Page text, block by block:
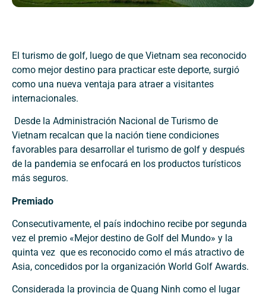
El turismo de golf, luego de que Vietnam sea reconocido
como mejor destino para practicar este deporte, surgió
como una nueva ventaja para atraer a visitantes
internacionales.
Desde la Administración Nacional de Turismo de
Vietnam recalcan que la nación tiene condiciones
favorables para desarrollar el turismo de golf y después
de la pandemia se enfocará en los productos turísticos
más seguros.
Premiado
Consecutivamente, el país indochino recibe por segunda
vez el premio «Mejor destino de Golf del Mundo» y la
quinta vez que es reconocido como el más atractivo de
Asia, concedidos por la organización World Golf Awards.
Considerada la provincia de Quang Ninh como el lugar